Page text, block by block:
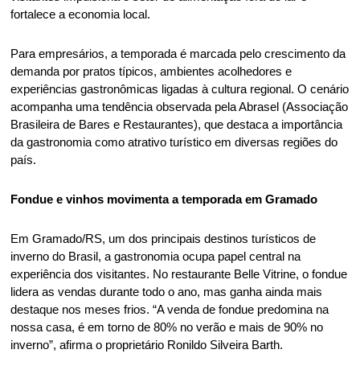
fortalece a economia local.
Para empresários, a temporada é marcada pelo crescimento da
demanda por pratos típicos, ambientes acolhedores e
experiências gastronômicas ligadas à cultura regional. O cenário
acompanha uma tendência observada pela Abrasel (Associação
Brasileira de Bares e Restaurantes), que destaca a importância
da gastronomia como atrativo turístico em diversas regiões do
país.
Fondue e vinhos movimenta a temporada em Gramado
Em Gramado/RS, um dos principais destinos turísticos de
inverno do Brasil, a gastronomia ocupa papel central na
experiência dos visitantes. No restaurante Belle Vitrine, o fondue
lidera as vendas durante todo o ano, mas ganha ainda mais
destaque nos meses frios. “A venda de fondue predomina na
nossa casa, é em torno de 80% no verão e mais de 90% no
inverno”, afirma o proprietário Ronildo Silveira Barth.